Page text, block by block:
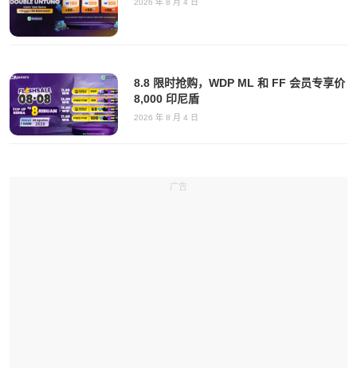
2026 年 8 月 4 日
8.8 限时抢购，WDP ML 和 FF 会员专享价
8,000 印尼盾
2026 年 8 月 4 日
广告